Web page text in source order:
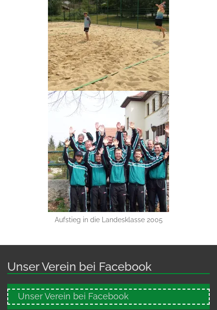
Aufstieg in die Landesklasse 2005
Unser Verein bei Facebook
Unser Verein bei Facebook